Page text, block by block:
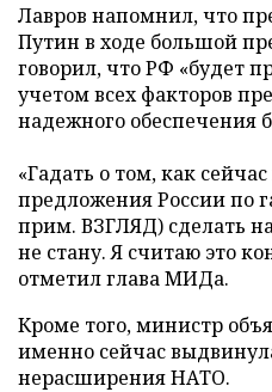
Лавров напомнил, что
Путин в ходе большой
говорил, что РФ «будет
учетом всех факторов
надежного обеспечения
«Гадать о том, как
предложения России по
прим. ВЗГЛЯД) сделать
не стану. Я считаю это
отметил глава МИДа.
Кроме того, министр
именно сейчас
нерасширения НАТО.